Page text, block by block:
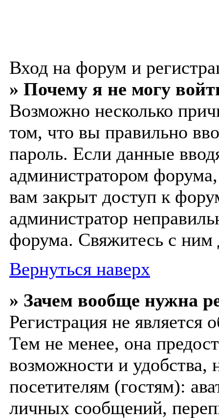
Вход на форум и
» Почему я не могу
Возможно несколько
том, что вы правильно
пароль. Если данные
администратором
вам закрыт доступ к
администратор
форума. Свяжитесь с ним
Вернуться наверх
» Зачем вообще нужна
Регистрация не является
Тем не менее, она
возможности и
посетителям (гостям):
личных сообщений,